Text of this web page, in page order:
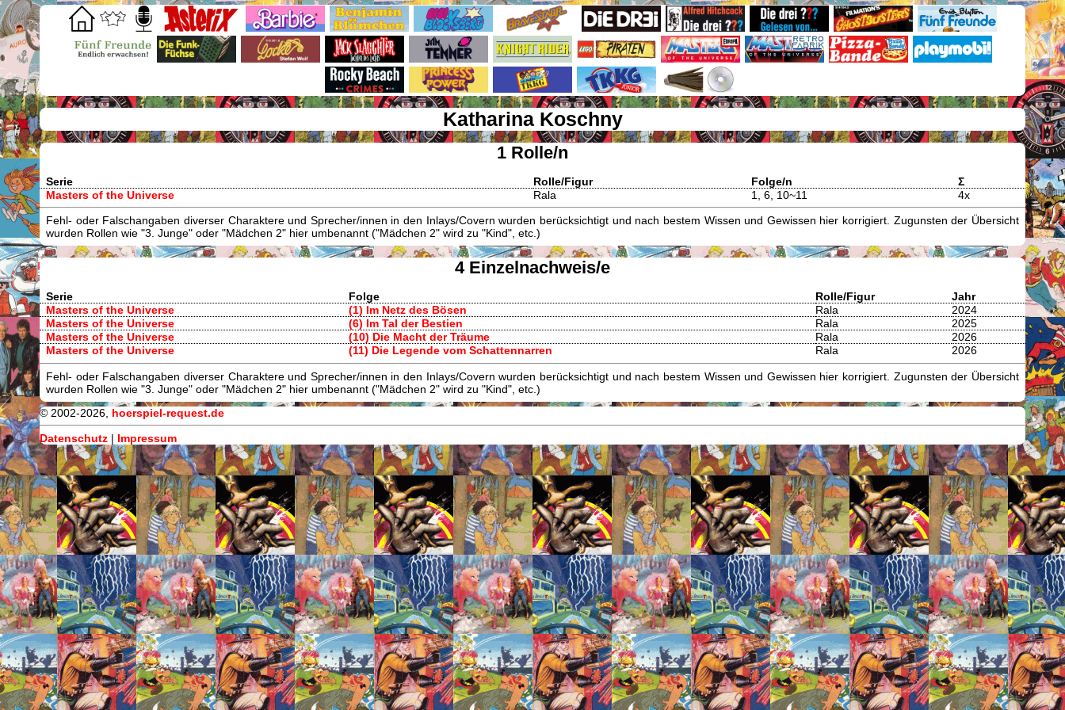
Katharina Koschny
1 Rolle/n
Serie Rolle/Figur Folge/n
Σ
Masters of the Universe
Rala 1, 6, 10~11 4x
Fehl- oder Falschangaben diverser Charaktere und Sprecher/innen in den Inlays/Covern wurden berücksichtigt und nach bestem Wissen und Gewissen hier korrigiert. Zugunsten der Übersicht
wurden Rollen wie "3. Junge" oder "Mädchen 2" hier umbenannt ("Mädchen 2" wird zu "Kind", etc.)
4 Einzelnachweis/e
Serie Folge Rolle/Figur
Jahr
Masters of the Universe
(1) Im Netz des Bösen Rala
2024
Masters of the Universe
(6) Im Tal der Bestien Rala
2025
Masters of the Universe
(10) Die Macht der Träume Rala
2026
Masters of the Universe
(11) Die Legende vom Schattennarren Rala 2026
Fehl- oder Falschangaben diverser Charaktere und Sprecher/innen in den Inlays/Covern wurden berücksichtigt und nach bestem Wissen und Gewissen hier korrigiert. Zugunsten der Übersicht
wurden Rollen wie "3. Junge" oder "Mädchen 2" hier umbenannt ("Mädchen 2" wird zu "Kind", etc.)
© 2002-2026, hoerspiel-request.de
Datenschutz | Impressum